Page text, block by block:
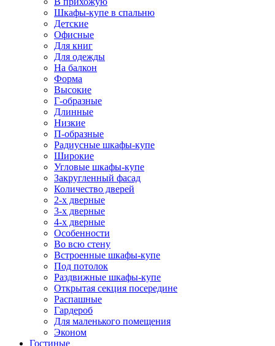
Шкафы-купе в спальню
Детские
Офисные
Для книг
Для одежды
На балкон
Форма
Высокие
Г-образные
Длинные
Низкие
П-образные
Радиусные шкафы-купе
Широкие
Угловые шкафы-купе
Закругленный фасад
Количество дверей
2-х дверные
3-х дверные
4-х дверные
Особенности
Во всю стену
Встроенные шкафы-купе
Под потолок
Раздвижные шкафы-купе
Открытая секция посередине
Распашные
Гардероб
Для маленького помещения
Эконом
Гостиные